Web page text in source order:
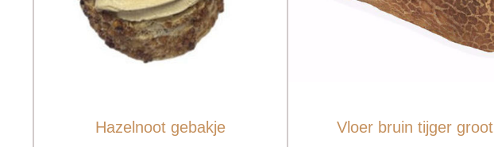
Hazelnoot gebakje Vloer bruin tijger groot